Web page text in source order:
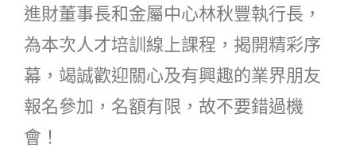
進財董事長和金屬中心林秋豐執行長，
為本次人才培訓線上課程，揭開精彩序
幕，竭誠歡迎關心及有興趣的業界朋友
報名參加，名額有限，故不要錯過機
會！